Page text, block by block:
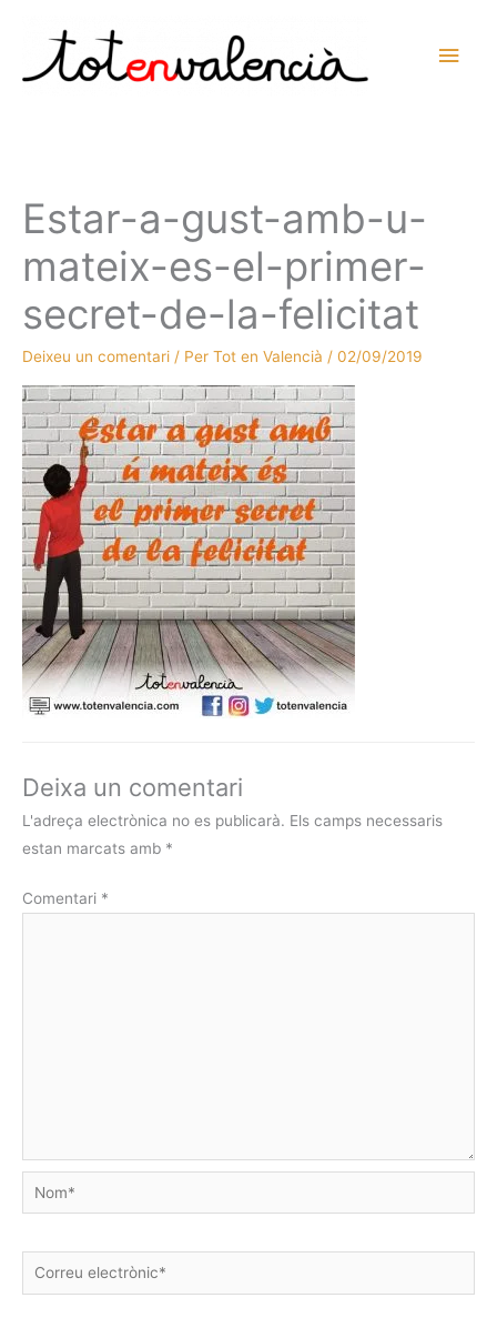
contingut
Estar-a-gust-amb-u-
mateix-es-el-primer-
secret-de-la-felicitat
Deixeu un comentari / Per Tot en Valencià / 02/09/2019
Deixa un comentari
L'adreça electrònica no es publicarà. Els camps necessaris
estan marcats amb *
Comentari *
Nom*
Correu
electrònic*